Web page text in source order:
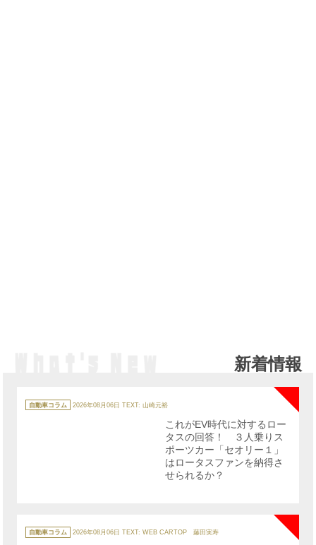
新着情報
テ
ゴ
自動車コラム 2026年08月06日 TEXT: 山崎元裕
NEW
これがEV時代に対するロー
タスの回答！ ３人乗りス
ポーツカー「セオリー１」
はロータスファンを納得さ
せられるか？
カ
テ
ゴ
自動車コラム 2026年08月06日 TEXT: WEB CARTOP 藤田実寿